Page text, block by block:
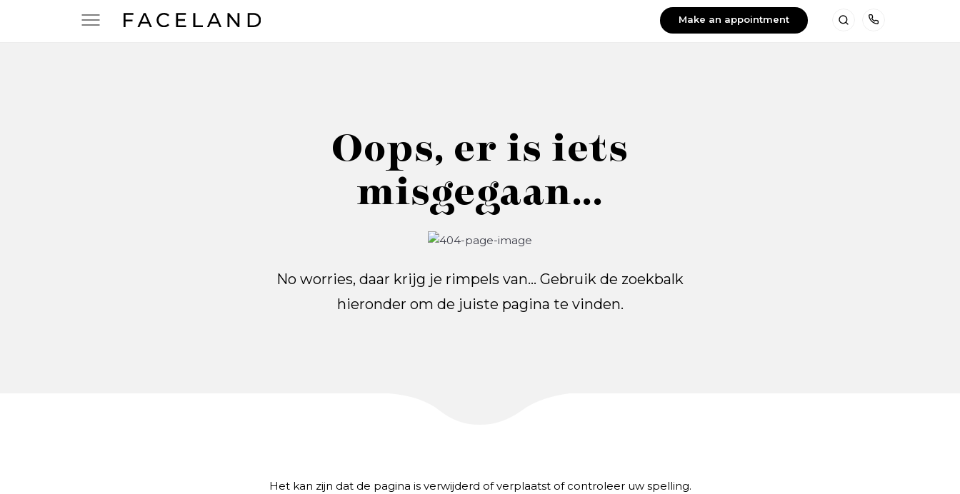
Make an appointment
Oops, er is iets
misgegaan...
No worries, daar krijg je rimpels van... Gebruik de zoekbalk
hieronder om de juiste pagina te vinden.
Het kan zijn dat de pagina is verwijderd of verplaatst of controleer uw spelling.